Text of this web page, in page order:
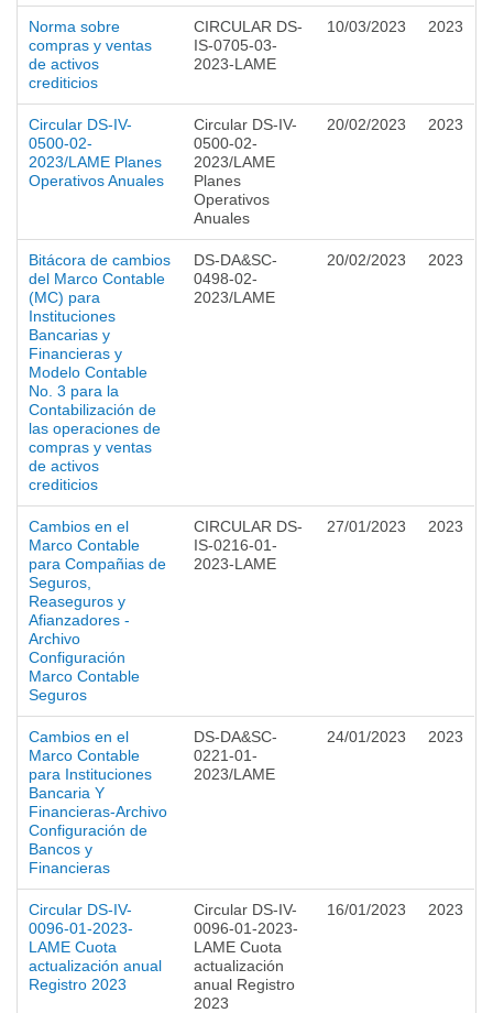
Norma sobre
compras y ventas
de activos
crediticios
CIRCULAR DS-
IS-0705-03-
2023-LAME
10/03/2023 2023
Circular DS-IV-
0500-02-
2023/LAME Planes
Operativos Anuales
Circular DS-IV-
0500-02-
2023/LAME
Planes
Operativos
Anuales
20/02/2023 2023
Bitácora de cambios
del Marco Contable
(MC) para
Instituciones
Bancarias y
Financieras y
Modelo Contable
No. 3 para la
Contabilización de
las operaciones de
compras y ventas
de activos
crediticios
DS-DA&SC-
0498-02-
2023/LAME
20/02/2023 2023
Cambios en el
Marco Contable
para Compañias de
Seguros,
Reaseguros y
Afianzadores -
Archivo
Configuración
Marco Contable
Seguros
CIRCULAR DS-
IS-0216-01-
2023-LAME
27/01/2023 2023
Cambios en el
Marco Contable
para Instituciones
Bancaria Y
Financieras-Archivo
Configuración de
Bancos y
Financieras
DS-DA&SC-
0221-01-
2023/LAME
24/01/2023 2023
Circular DS-IV-
0096-01-2023-
LAME Cuota
actualización anual
Registro 2023
Circular DS-IV-
0096-01-2023-
LAME Cuota
actualización
anual Registro
2023
16/01/2023 2023